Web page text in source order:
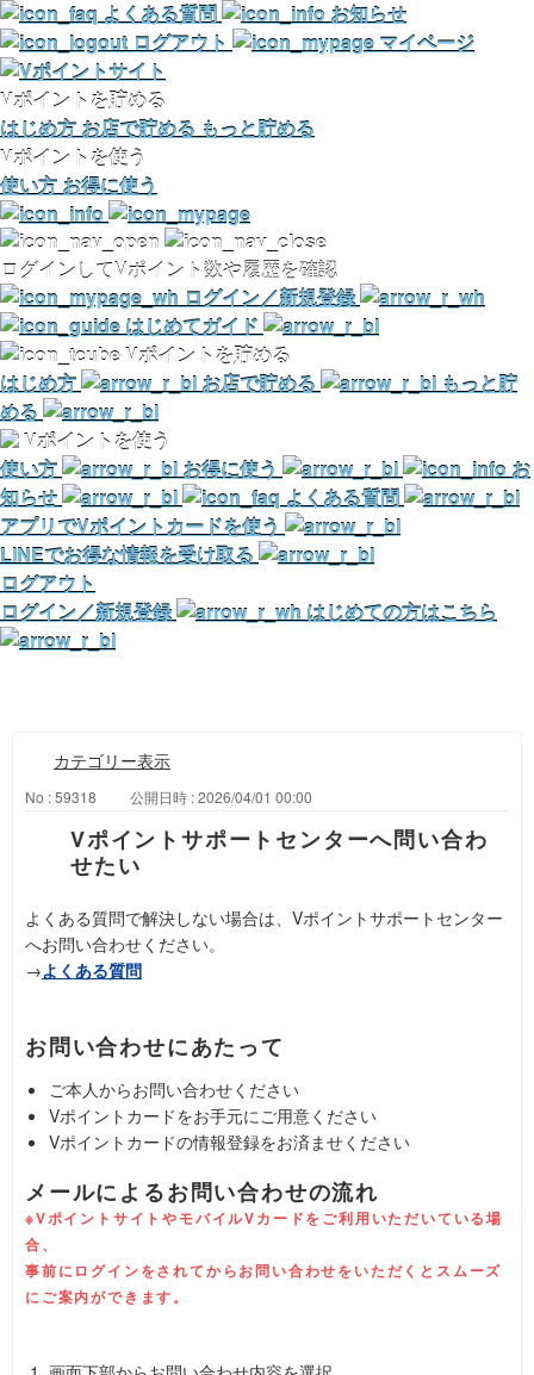
よくある質問
お知らせ
ログアウト
マイページ
Vポイントを貯める
はじめ方 お店で貯める もっと貯める
Vポイントを使う
使い方 お得に使う
ログインしてVポイント数や履歴を確認
ログイン／新規登録
はじめてガイド
Vポイントを貯める
はじめ方
お店で貯める
もっと貯
める
Vポイントを使う
使い方
お得に使う
お
知らせ
よくある質問
アプリでVポイントカードを使う
LINEでお得な情報を受け取る
ログアウト
ログイン／新規登録
はじめての方はこちら
カテゴリー表示
No : 59318 公開日時 : 2026/04/01 00:00
Vポイントサポートセンターへ問い合わ
せたい
よくある質問で解決しない場合は、Vポイントサポートセンター
へお問い合わせください。
→よくある質問
お問い合わせにあたって
ご本人からお問い合わせください
Vポイントカードをお手元にご用意ください
Vポイントカードの情報登録をお済ませください
メールによるお問い合わせの流れ
※VポイントサイトやモバイルVカードをご利用いただいている場
合、
事前にログインをされてからお問い合わせをいただくとスムーズ
にご案内ができます。